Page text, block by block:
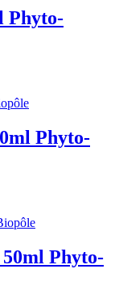
Phyto-
Phyto-
Phyto-